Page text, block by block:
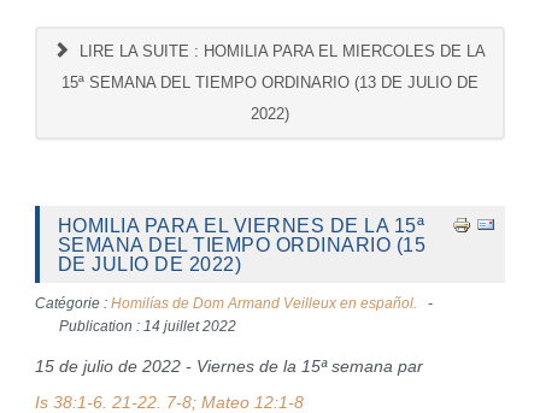
LIRE LA SUITE : HOMILIA PARA EL MIERCOLES DE LA
15ª SEMANA DEL TIEMPO ORDINARIO (13 DE JULIO DE
2022)
HOMILIA PARA EL VIERNES DE LA 15ª
SEMANA DEL TIEMPO ORDINARIO (15
DE JULIO DE 2022)
Catégorie : Homilías de Dom Armand Veilleux en español.
Publication : 14 juillet 2022
15 de julio de 2022 - Viernes de la 15ª semana par
Is 38:1-6. 21-22. 7-8; Mateo 12:1-8